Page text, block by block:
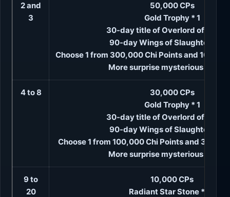
2 and
3
50,000 CPs
Gold Trophy * 1
30-day title of Overlord of
90-day Wings of Slaughter
Choose 1 from 300,000 Chi Points and 10
More surprise mysterious
4 to 8
30,000 CPs
Gold Trophy * 1
30-day title of Overlord of
90-day Wings of Slaughter
Choose 1 from 100,000 Chi Points and 3
More surprise mysterious
9 to
20
10,000 CPs
Radiant Star Stone * 10